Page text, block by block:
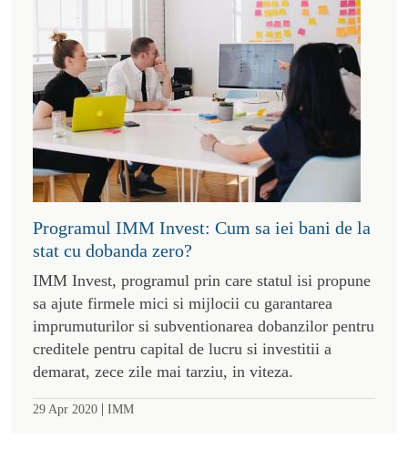
Programul IMM Invest: Cum sa iei bani de la
stat cu dobanda zero?
IMM Invest, programul prin care statul isi propune
sa ajute firmele mici si mijlocii cu garantarea
imprumuturilor si subventionarea dobanzilor pentru
creditele pentru capital de lucru si investitii a
demarat, zece zile mai tarziu, in viteza.
29 Apr 2020 | IMM